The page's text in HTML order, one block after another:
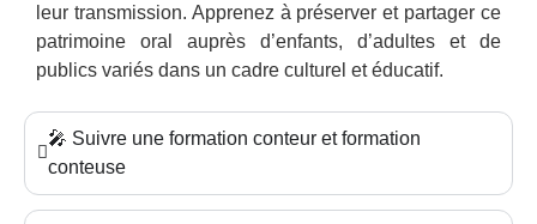
leur transmission. Apprenez à préserver et partager ce
patrimoine oral auprès d’enfants, d’adultes et de
publics variés dans un cadre culturel et éducatif.
🎤 Suivre une formation conteur et formation
conteuse